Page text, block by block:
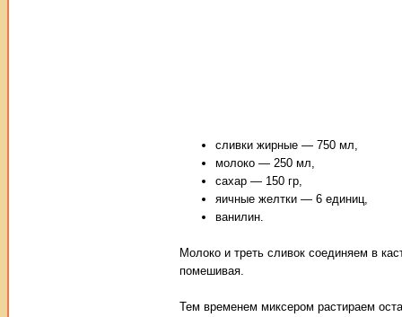
сливки жирные — 750 мл,
молоко — 250 мл,
сахар — 150 гр,
яичные желтки — 6 единиц,
ванилин.
Молоко и треть сливок соединяем в
помешивая.
Тем временем миксером растираем